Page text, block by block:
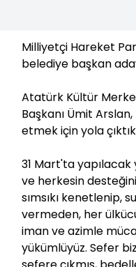
Milliyetçi Hareket
belediye başkan
Atatürk Kültür
Başkanı Ümit
etmek için yola
31 Mart'ta yapılacak
ve herkesin
sımsıkı kenetlenip,
vermeden, her
iman ve azimle
yükümlüyüz. Sefer